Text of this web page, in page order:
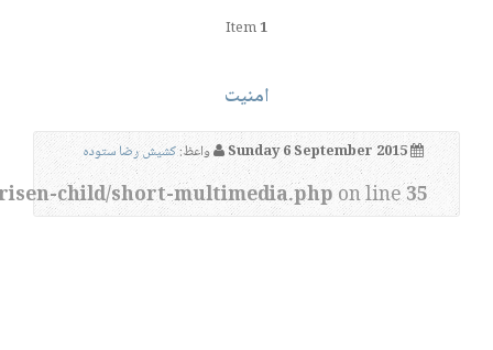
1
امنیت
Sunday 6 September 2015 واعظ:کشیش رضا ستوده
child/short-multimedia.php on line35